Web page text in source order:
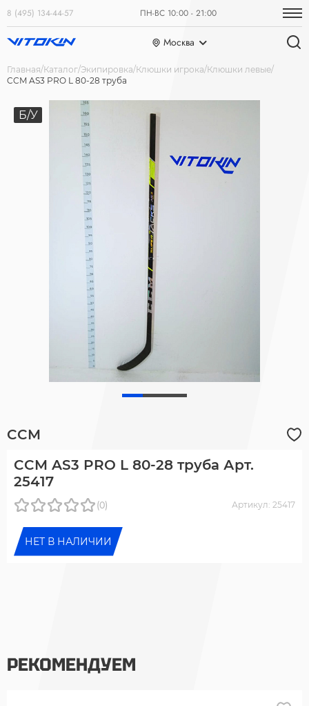
8 (495) 134-44-57 ПН-ВС 10:00 - 21:00
Москва
Главная Каталог Экипировка Клюшки игрока Клюшки левые
CCM AS3 PRO L 80-28 труба
Б/У
CCM
CCM AS3 PRO L 80-28 труба Арт.
25417
(0) Артикул: 25417
НЕТ В НАЛИЧИИ
РЕКОМЕНДУЕМ